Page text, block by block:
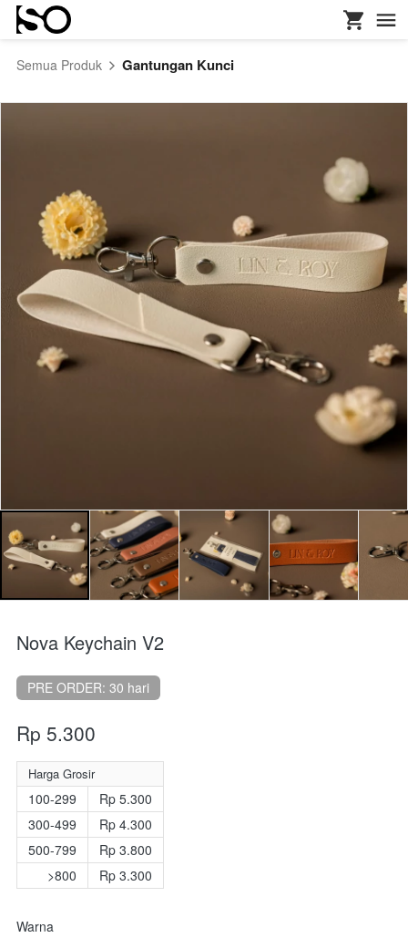
Semua Produk Gantungan Kunci
Nova Keychain V2
PRE ORDER: 30 hari
Rp 5.300
Harga Grosir
100-299
300-499
500-799
>800
Rp 5.300
Rp 4.300
Rp 3.800
Rp 3.300
Warna